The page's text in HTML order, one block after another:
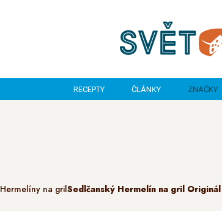
RECEPTY ČLÁNKY ZNAČKY
Hermelíny na grilSedlčanský Hermelín na gril